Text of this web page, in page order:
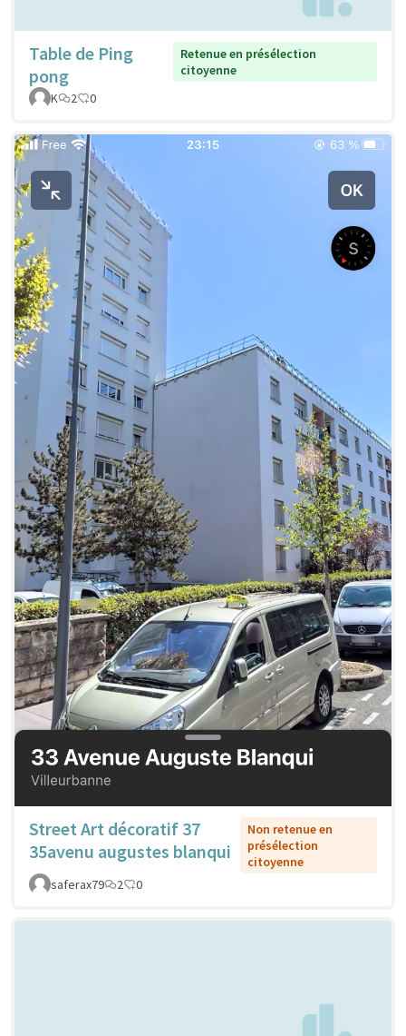
Table de Ping
pong
Retenue en présélection
citoyenne
K
2 0
Street Art décoratif 37
35avenu augustes blanqui
Non retenue en
présélection
citoyenne
saferax79
2 0